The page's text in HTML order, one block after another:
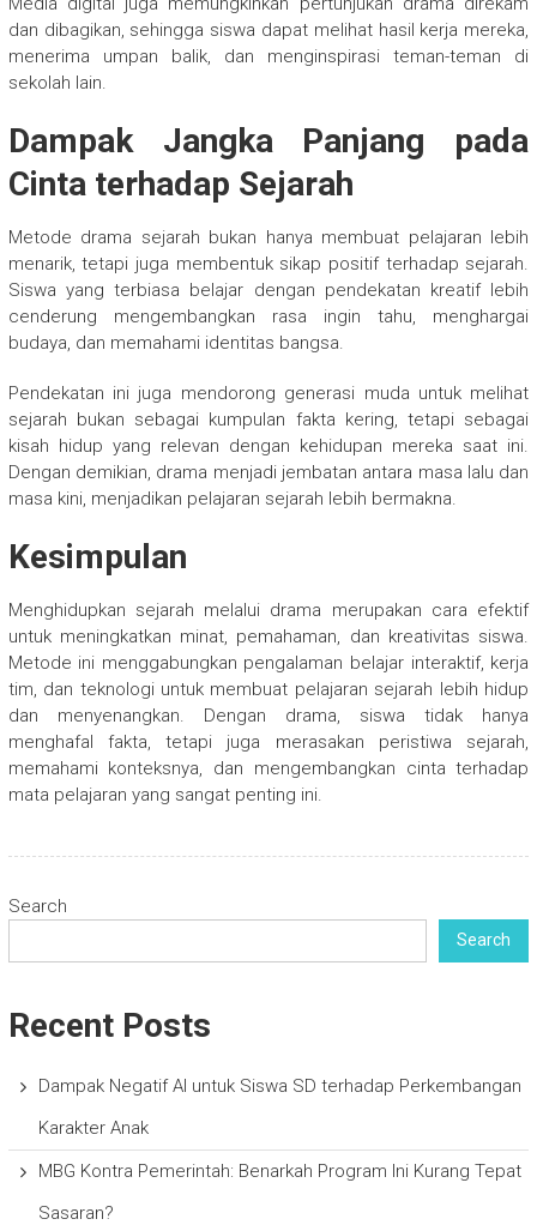
dan dibagikan, sehingga siswa dapat melihat hasil kerja mereka,
menerima umpan balik, dan menginspirasi teman-teman di
sekolah lain.
Dampak Jangka Panjang pada
Cinta terhadap Sejarah
Metode drama sejarah bukan hanya membuat pelajaran lebih
menarik, tetapi juga membentuk sikap positif terhadap sejarah.
Siswa yang terbiasa belajar dengan pendekatan kreatif lebih
cenderung mengembangkan rasa ingin tahu, menghargai
budaya, dan memahami identitas bangsa.
Pendekatan ini juga mendorong generasi muda untuk melihat
sejarah bukan sebagai kumpulan fakta kering, tetapi sebagai
kisah hidup yang relevan dengan kehidupan mereka saat ini.
Dengan demikian, drama menjadi jembatan antara masa lalu dan
masa kini, menjadikan pelajaran sejarah lebih bermakna.
Kesimpulan
Menghidupkan sejarah melalui drama merupakan cara efektif
untuk meningkatkan minat, pemahaman, dan kreativitas siswa.
Metode ini menggabungkan pengalaman belajar interaktif, kerja
tim, dan teknologi untuk membuat pelajaran sejarah lebih hidup
dan menyenangkan. Dengan drama, siswa tidak hanya
menghafal fakta, tetapi juga merasakan peristiwa sejarah,
memahami konteksnya, dan mengembangkan cinta terhadap
mata pelajaran yang sangat penting ini.
Search
Search
Recent Posts
Dampak Negatif AI untuk Siswa SD terhadap Perkembangan
Karakter Anak
MBG Kontra Pemerintah: Benarkah Program Ini Kurang Tepat
Sasaran?